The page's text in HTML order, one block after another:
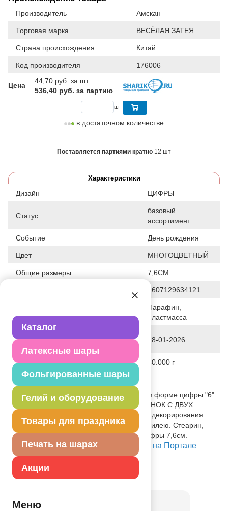
Каталог
Латексные шары
Фольгированные шары
Гелий и оборудование
Товары для праздника
Печать на шарах
Акции
Меню
Производитель Амскан
Торговая марка ВЕСЁЛАЯ ЗАТЕЯ
Страна происхождения Китай
Код производителя 176006
Цена
44,70 руб. за шт
536,40 руб. за партию
шт
в достаточном количестве
Поставляется партиями кратно 12 шт
Характеристики
Дизайн ЦИФРЫ
Статус
базовый
ассортимент
Событие День рождения
Цвет МНОГОЦВЕТНЫЙ
Общие размеры 7,6СМ
4607129634121
Парафин,
пластмасса
28-01-2026
Вес 30.000 г
Описание товара
Декоративное украшение стола. Свеча в форме цифры "6".
Яркий, модный дизайн - Горошек. РИСУНОК С ДВУХ
СТОРОН свечи! Отличное решение для декорирования
торта, десерта ко дню рождения или юбилею. Стеарин,
оригинальный дизайн. Высота свечи-цифры 7,6см.
Посмотреть Свеча -цифра "6" 7,6см/A на Портале
оптовых закупок
Товар из коллекции